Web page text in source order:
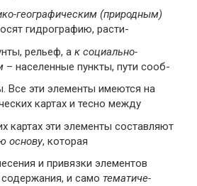
географическим (природным)
гидрографию, расти-
рельеф, а к социально-
– населенные пункты, пути сооб-
Все эти элементы имеются на
картах и тесно между
картах эти элементы составляют
основу, которая
и привязки элементов
и само тематиче-